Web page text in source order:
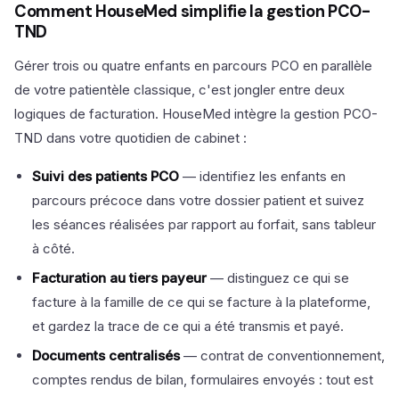
Comment HouseMed simplifie la gestion PCO-
TND
Gérer trois ou quatre enfants en parcours PCO en parallèle
de votre patientèle classique, c'est jongler entre deux
logiques de facturation. HouseMed intègre la gestion PCO-
TND dans votre quotidien de cabinet :
Suivi des patients PCO — identifiez les enfants en
parcours précoce dans votre dossier patient et suivez
les séances réalisées par rapport au forfait, sans tableur
à côté.
Facturation au tiers payeur — distinguez ce qui se
facture à la famille de ce qui se facture à la plateforme,
et gardez la trace de ce qui a été transmis et payé.
Documents centralisés— contrat de conventionnement,
comptes rendus de bilan, formulaires envoyés : tout est